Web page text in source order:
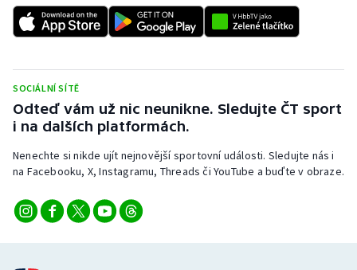
Short track
Sportovní střelba
Stolní tenis
Veslování
Vodní slalom
SOCIÁLNÍ SÍTĚ
Odteď vám už nic neunikne. Sledujte ČT sport
i na dalších platformách.
Nenechte si nikde ujít nejnovější sportovní události. Sledujte nás i
na Facebooku, X, Instagramu, Threads či YouTube a buďte v obraze.